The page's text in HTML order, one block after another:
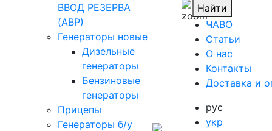
ВВОД РЕЗЕРВА
(АВР)
Генераторы новые
Дизельные
генераторы
Бензиновые
генераторы
Прицепы
Генераторы б/у
Найти
ЧАВО
Cтатьи
O нас
Контакты
Доставка и
рус
укр